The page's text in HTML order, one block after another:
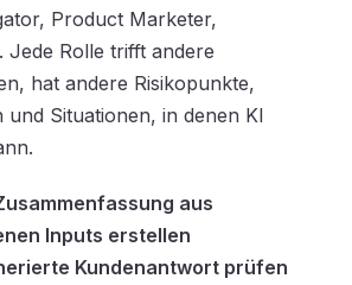
Product Marketer,
Jede Rolle trifft andere
hat andere Risikopunkte,
und Situationen, in denen KI
aus
Inputs erstellen
Kundenantwort prüfen